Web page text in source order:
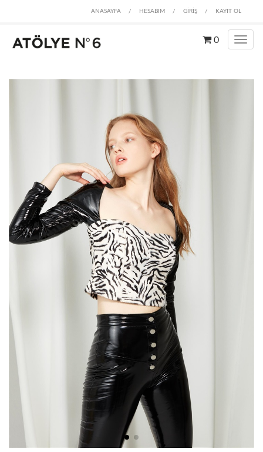
ANASAYFA / HESABIM / GİRİŞ / KAYIT OL
0